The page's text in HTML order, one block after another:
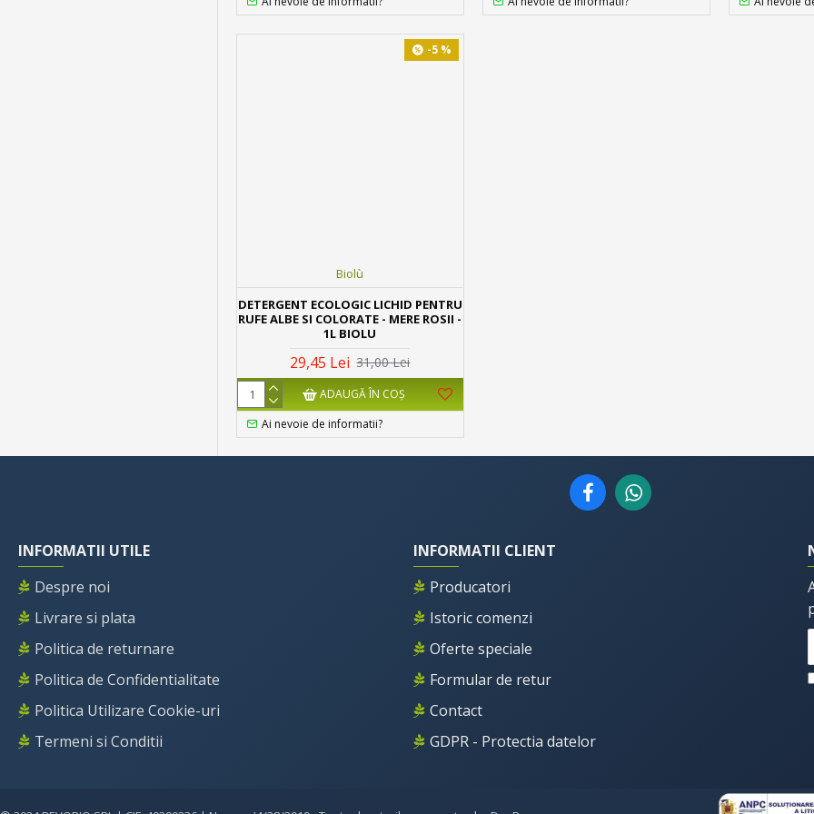
-5 %
Biolù
DETERGENT ECOLOGIC LICHID PENTRU
RUFE ALBE SI COLORATE - MERE ROSII -
1L BIOLU
29,45 Lei 31,00 Lei
ADAUGĂ ÎN COŞ
Ai nevoie de informatii?
INFORMATII UTILE
Despre noi
Livrare si plata
Politica de returnare
Politica de Confidentialitate
Politica Utilizare Cookie-uri
Termeni si Conditii
INFORMATII CLIENT
Producatori
Istoric comenzi
Oferte speciale
Formular de retur
Contact
GDPR - Protectia datelor